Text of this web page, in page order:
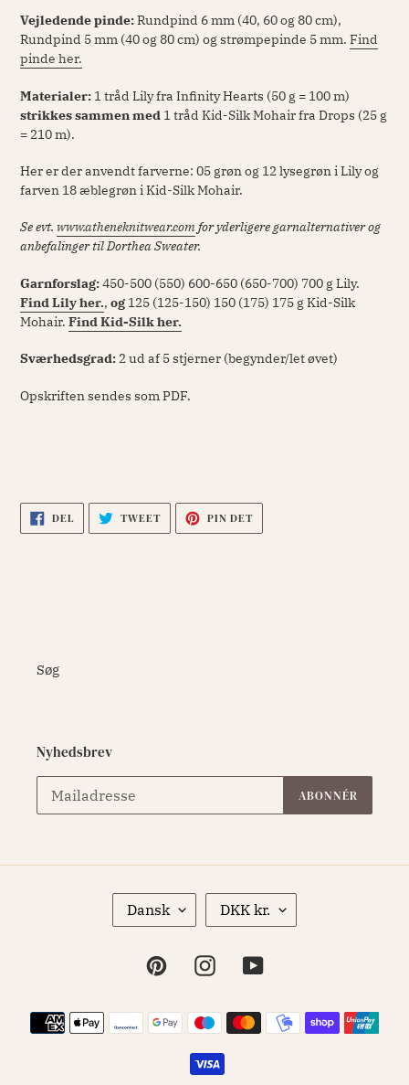
Vejledende pinde:Rundpind 6 mm (40, 60 og 80 cm),
Rundpind 5 mm (40 og 80 cm) og strømpepinde 5 mm. Find
pinde her.
Materialer: 1 tråd Lily fra Infinity Hearts (50 g = 100 m)
strikkes sammen med 1 tråd Kid-Silk Mohair fra Drops (25 g
= 210 m).
Her er der anvendt farverne: 05 grøn og 12 lysegrøn i Lily og
farven 18 æblegrøn i Kid-Silk Mohair.
Se evt. www.atheneknitwear.comfor yderligere garnalternativer og
anbefalinger til Dorthea Sweater.
Garnforslag:450-500 (550) 600-650 (650-700) 700 g Lily.
Find Lily her., og 125 (125-150) 150 (175) 175 g Kid-Silk
Mohair. Find Kid-Silk her.
Sværhedsgrad:2 ud af 5 stjerner (begynder/let øvet)
Opskriften sendes som PDF.
DEL
PÅ
FACEBOOK
TWEETTWEET
TWITTER
PIN DETPIN
PINTEREST
Søg
Nyhedsbrev
ABONNÉR
S
P Dansk
V
A
U
T
DKK kr.
PinterestInstagramYouTube
Betalingsmetoder